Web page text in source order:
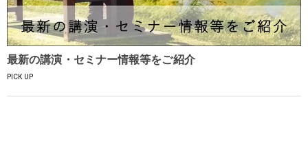
最新の講演・セミナー情報等をご紹介
PICK UP